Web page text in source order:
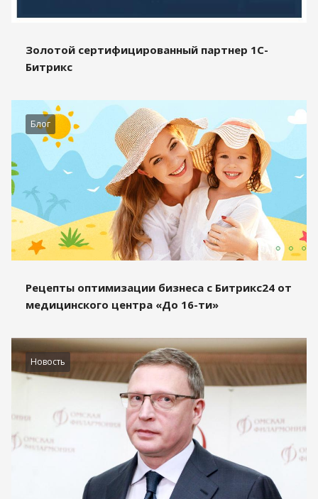
Золотой сертифицированный партнер 1С-
Битрикс
Блог
Рецепты оптимизации бизнеса с Битрикс24 от
медицинского центра «До 16-ти»
Новость